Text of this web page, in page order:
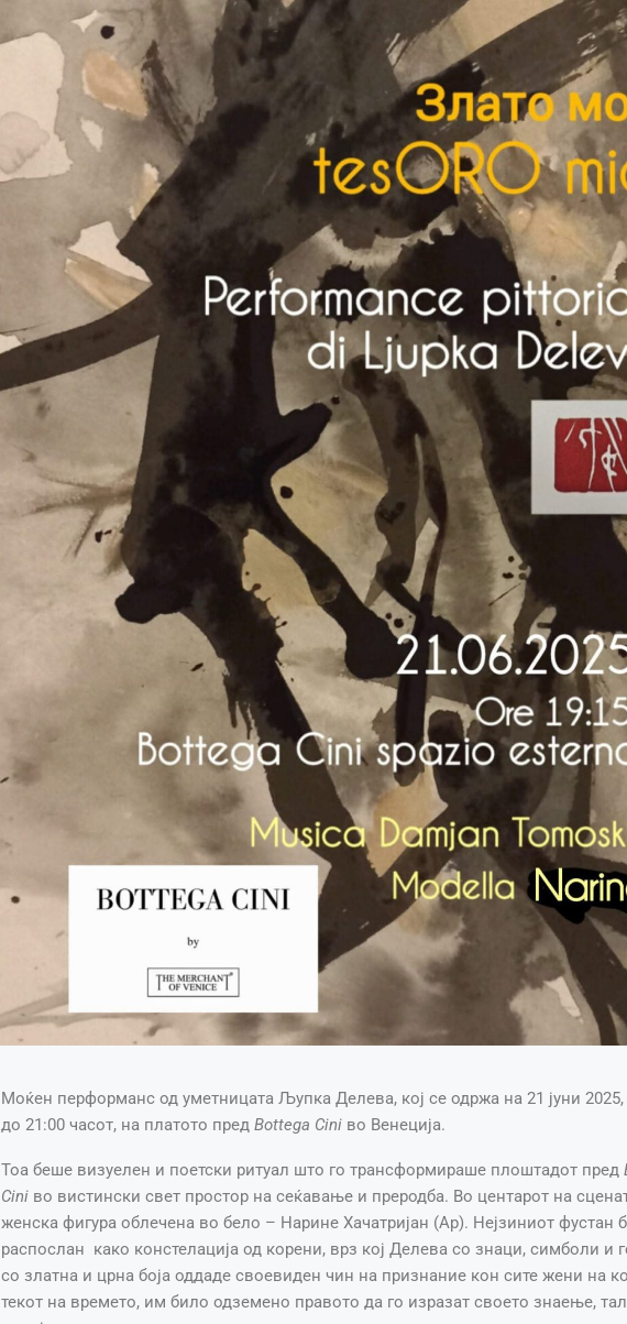
Моќен перформанс од уметницата Љупка Делева, кој се одржа на 21 јуни 2025,
до 21:00 часот, на платото пред Bottega Ciniво Венеција.
Тоа беше визуелен и поетски ритуал што го трансформираше плоштадот пред
Ciniво вистински свет простор на сеќавање и преродба. Во центарот на
женска фигура облечена во бело – Нарине Хачатријан (Ар). Нејзиниот фустан
распослан како констелација од корени, врз кој Делева со знаци, симболи и
со златна и црна боја оддаде своевиден чин на признание кон сите жени на
текот на времето, им било одземено правото да го изразат своето знаење,